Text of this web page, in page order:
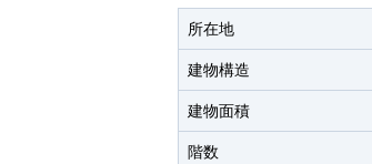
所在地
建物構造
建物面積
階数